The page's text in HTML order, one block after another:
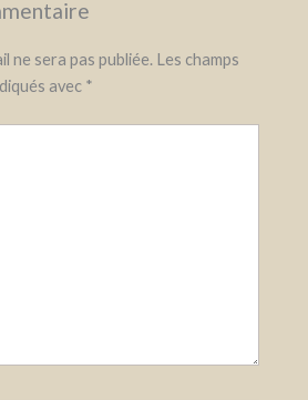
ne sera pas publiée. Les champs
avec *